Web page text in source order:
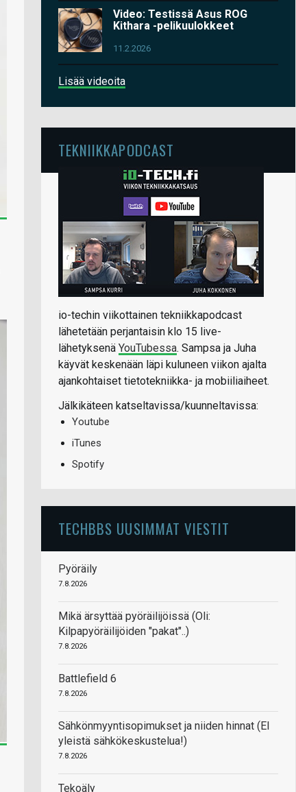
Video: Testissä Asus ROG
Kithara -pelikuulokkeet
11.2.2026
Lisää videoita
TEKNIIKKAPODCAST
io-techin viikottainen tekniikkapodcast
lähetetään perjantaisin klo 15 live-
lähetyksenä YouTubessa. Sampsa ja Juha
käyvät keskenään läpi kuluneen viikon ajalta
ajankohtaiset tietotekniikka- ja mobiiliaiheet.
Jälkikäteen katseltavissa/kuunneltavissa:
Youtube
iTunes
Spotify
TECHBBS UUSIMMAT VIESTIT
Pyöräily
7.8.2026
Mikä ärsyttää pyöräilijöissä (Oli:
Kilpapyöräilijöiden "pakat"..)
7.8.2026
Battlefield 6
7.8.2026
Sähkönmyyntisopimukset ja niiden hinnat (EI
yleistä sähkökeskustelua!)
7.8.2026
Tekoäly